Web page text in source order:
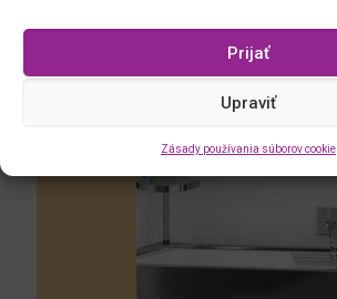
Prijať
Upraviť
Zásady používania súborov cookie